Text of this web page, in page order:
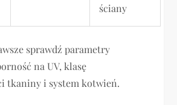
ściany
sprawdź parametry
na UV, klasę
tkaniny i system kotwień.